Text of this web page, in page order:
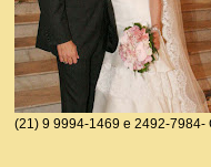
(21) 9 9994-1469 e 2492-7984-